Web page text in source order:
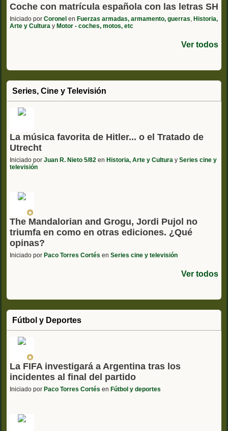
Coche con matrícula española con las letras SH
Iniciado por Coronel en Fuerzas armadas, armamento, guerras Historia,
Arte y Cultura y Motor - coches, motos, etc
Ver todos
Series, Cine y Televisión
La música favorita de Hitler... o el Tratado de
Utrecht
Iniciado por Juan R. Nieto 5/82 en Historia, Arte y Cultura y Series cine y
televisión
The Mandalorian and Grogu, Jordi Pujol no
triumfa en como en otras ediciones. ¿Qué
opinas?
Iniciado por Paco Torres Cortés en Series cine y televisión
Ver todos
Fútbol y Deportes
La FIFA investigará a Argentina tras los
incidentes al final del partido
Iniciado por Paco Torres Cortés en Fútbol y deportes